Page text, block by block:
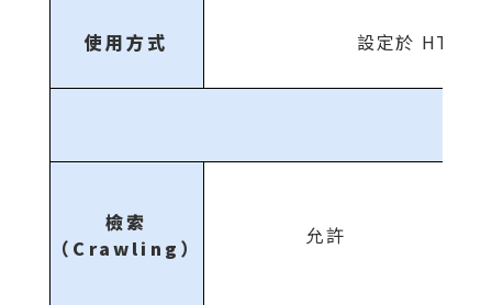
使用方式 設定於 HTML
檢索
（Crawling）
允許